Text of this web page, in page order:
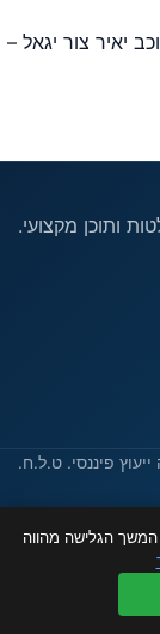
יאיר צור יגאל –
ותוכן מקצועי.
פיננסי. ט.ל.ח.
המשך הגלישה מהווה